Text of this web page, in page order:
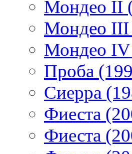
Мондео II
Мондео III
Мондео IV
Проба
Сиерра
Фиеста
Фиеста